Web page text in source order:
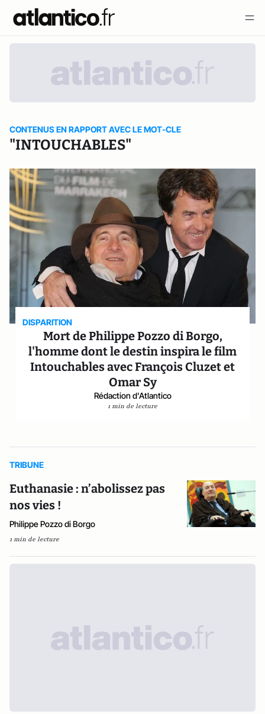
CONTENUS EN RAPPORT AVEC LE MOT-CLE
"INTOUCHABLES"
DISPARITION
Mort de Philippe Pozzo di Borgo,
l'homme dont le destin inspira le film
Intouchables avec François Cluzet et
Omar Sy
Rédaction d'Atlantico
1 min de lecture
TRIBUNE
Euthanasie : n’abolissez pas
nos vies !
Philippe Pozzo di Borgo
1 min de lecture